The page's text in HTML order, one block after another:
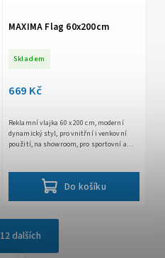
MAXIMA Flag 60x200cm
Skladem
669 Kč
Do košíku
Reklamní vlajka 60 x 200 cm, moderní
dynamický styl, pro vnitřní i venkovní
použití, na showroom, pro sportovní a
dalších